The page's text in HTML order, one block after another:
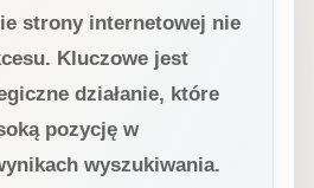
strony internetowej nie
Kluczowe jest
działanie, które
pozycję w
wyszukiwania.